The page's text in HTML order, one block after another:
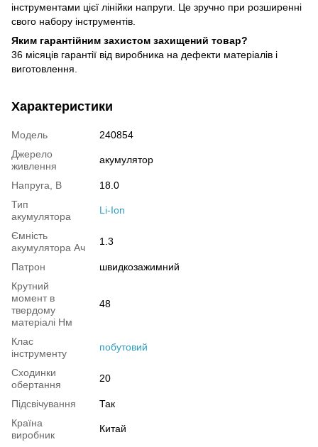
інструментами цієї лінійки напруги. Це зручно при розширенні
свого набору інструментів.
Яким гарантійним захистом захищений товар?
36 місяців гарантії від виробника на дефекти матеріалів і
виготовлення.
Характеристики
Модель
240854
Джерело
живлення
акумулятор
Напруга, В
18.0
Тип
акумулятора
Li-Ion
Ємність
акумулятора Ач
1.3
Патрон
швидкозажимний
Крутний
момент в
твердому
матеріалі Нм
48
Клас
інструменту
побутовий
Сходинки
обертання
20
Підсвічування
Так
Країна
виробник
Китай